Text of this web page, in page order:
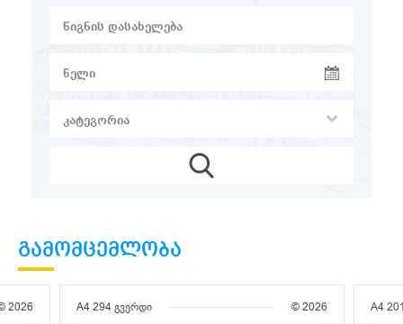
ᲒᲐᲛᲝᲛᲪᲔᲛᲚᲝᲑᲐ
2026 A4 294 გვერდი © 2026 A4